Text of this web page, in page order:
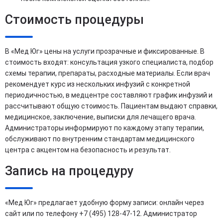
Стоимость процедуры
В «Мед Юг» цены на услуги прозрачные и фиксированные. В
стоимость входят: консультация узкого специалиста, подбор
схемы терапии, препараты, расходные материалы. Если врач
рекомендует курс из нескольких инфузий с конкретной
периодичностью, в медцентре составляют график инфузий и
рассчитывают общую стоимость. Пациентам выдают справки,
медицинское, заключение, выписки для лечащего врача.
Администраторы информируют по каждому этапу терапии,
обслуживают по внутренним стандартам медицинского
центра с акцентом на безопасность и результат.
Запись на процедуру
«Мед Юг» предлагает удобную форму записи: онлайн через
сайт или по телефону +7 (495) 128-47-12. Администратор